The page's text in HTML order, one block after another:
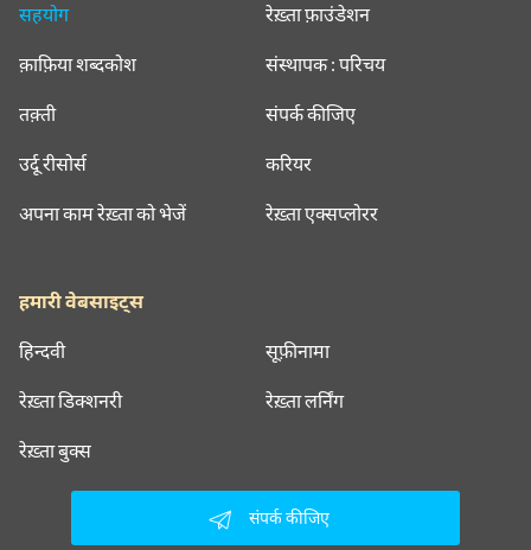
सहयोग
क़ाफ़िया शब्दकोश
तक़्ती
उर्दू रीसोर्स
अपना काम रेख़्ता को भेजें
रेख़्ता फ़ाउंडेशन
संस्थापक : परिचय
संपर्क कीजिए
करियर
रेख़्ता एक्सप्लोरर
हमारी वेबसाइट्स
हिन्दवी सूफ़ीनामा
रेख़्ता डिक्शनरी रेख़्ता लर्निंग
रेख़्ता बुक्स
संपर्क कीजिए